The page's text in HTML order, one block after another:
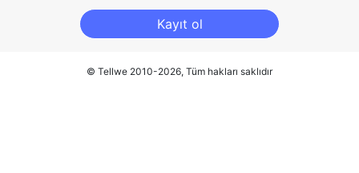
Kayıt ol
© Tellwe 2010-2026, Tüm hakları saklıdır